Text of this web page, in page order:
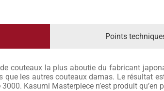
Points
couteaux la plus aboutie du fabricant
que les autres couteaux damas. Le résultat
Kasumi Masterpiece n’est produit